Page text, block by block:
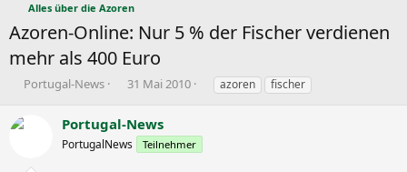
Alles über die Azoren
Azoren-Online: Nur 5 % der Fischer verdienen
mehr als 400 Euro
E
s
t
Portugal-News
E
t
e
31 Mai 2010
Sazoren fischer
Portugal-News
PortugalNews Teilnehmer